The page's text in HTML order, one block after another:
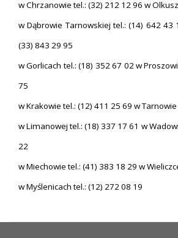
w Chrzanowie tel.: (32) 212 12 96 w
w Dąbrowie Tarnowskiej tel.: (14) 642 43
(33) 843 29 95
w Gorlicach tel.: (18) 352 67 02 w
75
w Krakowie tel.: (12) 411 25 69 w
w Limanowej tel.: (18) 337 17 61 w
22
w Miechowie tel.: (41) 383 18 29 w
w Myślenicach tel.: (12) 272 08 19